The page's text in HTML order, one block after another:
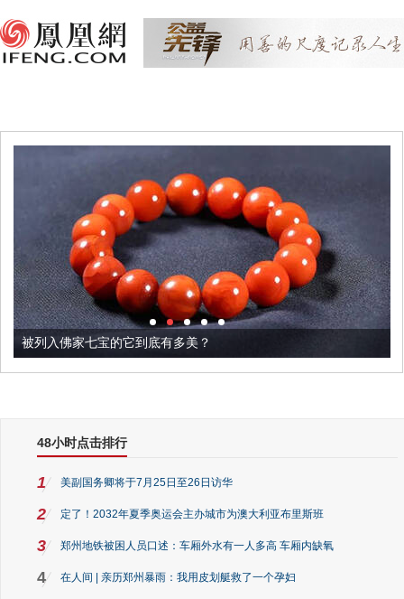
被列入佛家七宝的它到底有多美？
48小时点击排行
1 美副国务卿将于7月25日至26日访华
2 定了！2032年夏季奥运会主办城市为澳大利亚布里斯班
3 郑州地铁被困人员口述：车厢外水有一人多高 车厢内缺氧
4 在人间 | 亲历郑州暴雨：我用皮划艇救了一个孕妇